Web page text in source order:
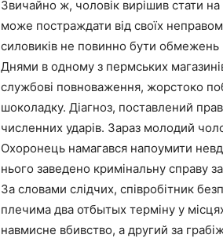
Звичайно ж, чоловік вирішив стати
може постраждати від своїх
силовиків не повинно бути обмежень
Днями в одному з пермських
службові повноваження, жорстоко
шоколадку. Діагноз, поставлений
численних ударів. Зараз молодий
Охоронець намагався напоумити
нього заведено кримінальну справу
За словами слідчих, співробітник
плечима два отбытых терміну у
навмисне вбивство, а другий за